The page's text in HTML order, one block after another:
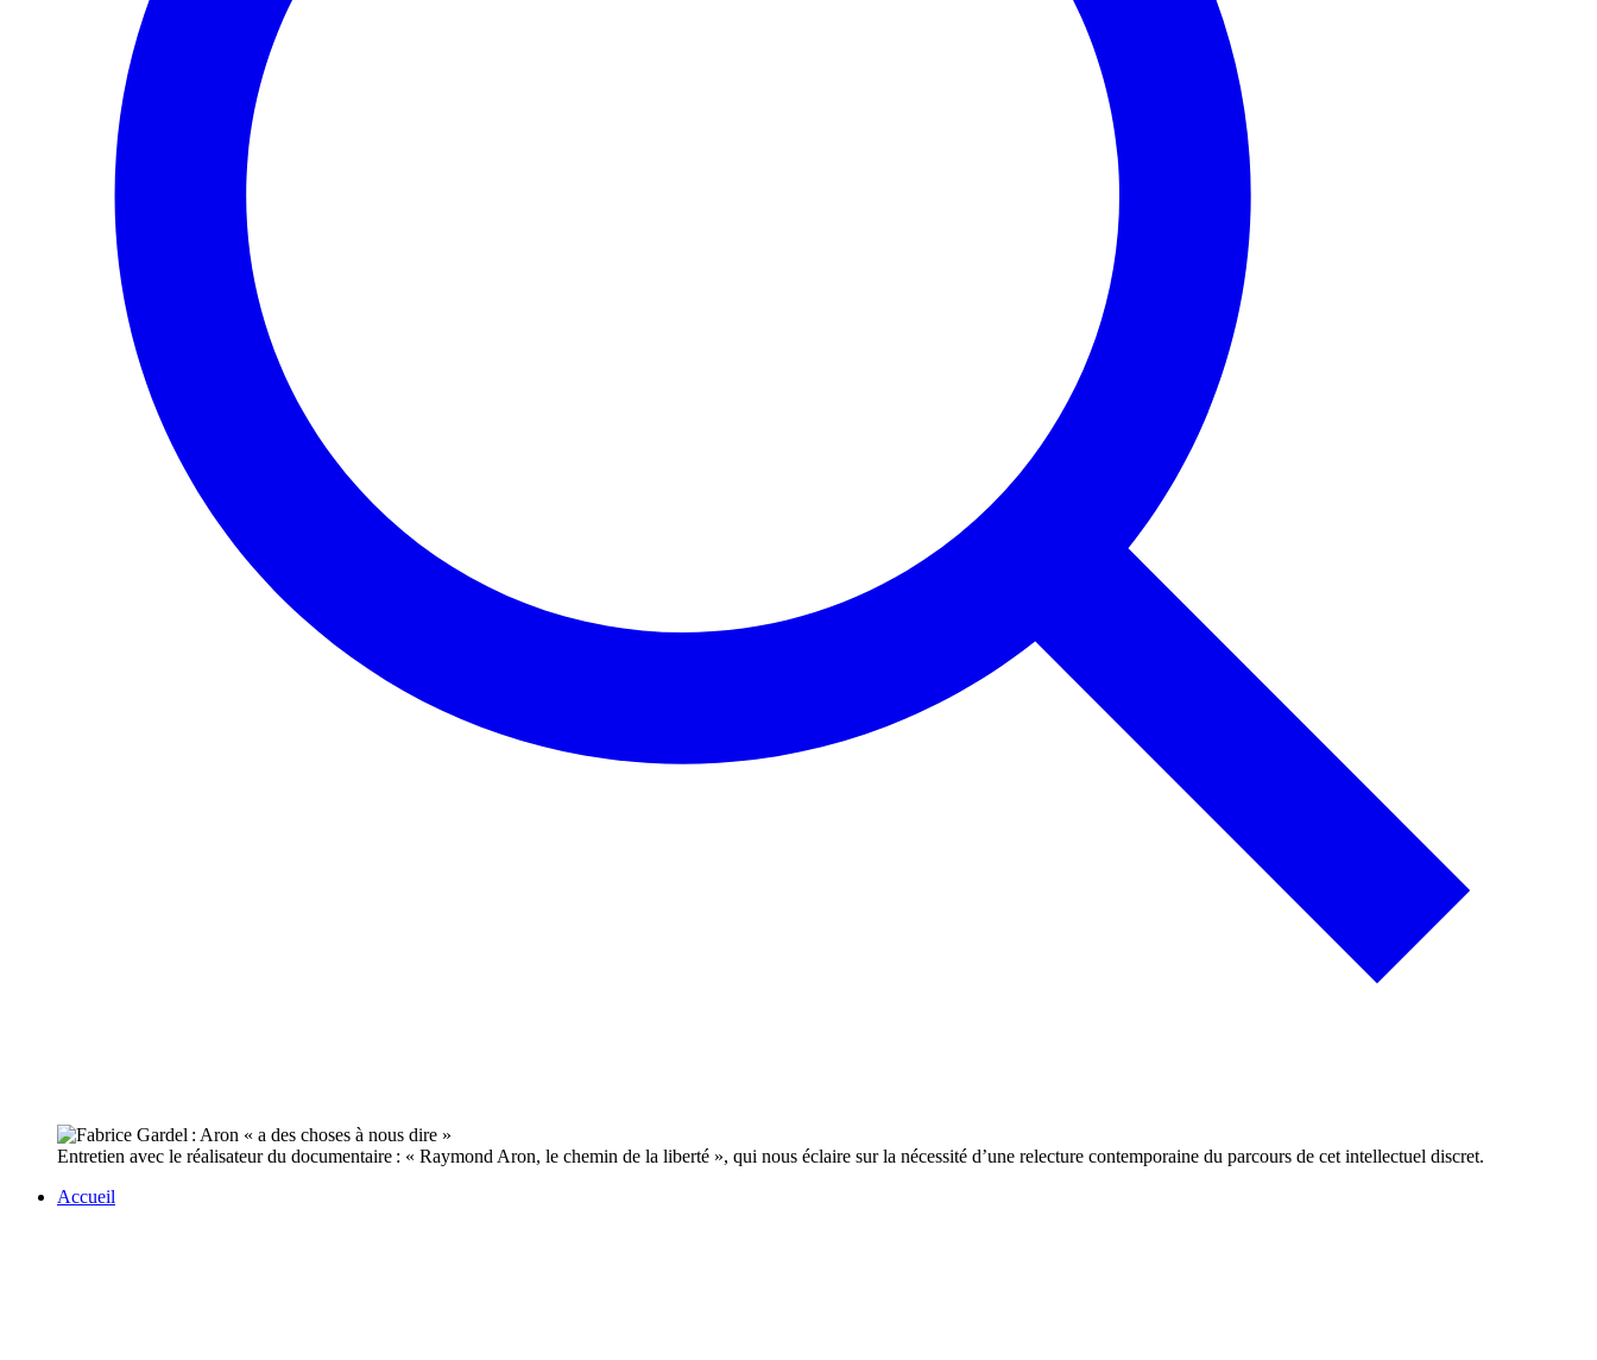
Entretien avec le réalisateur du documentaire : « Raymond Aron, le chemin de la liberté », qui nous éclaire sur la nécessité d’une relecture contemporaine du parcours de cet intellectuel discret.
Accueil